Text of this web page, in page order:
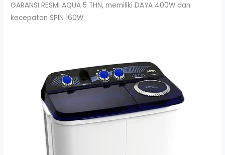
GARANSI RESMI AQUA 5 THN, memiliki DAYA 400W dan
kecepatan SPIN 160W.